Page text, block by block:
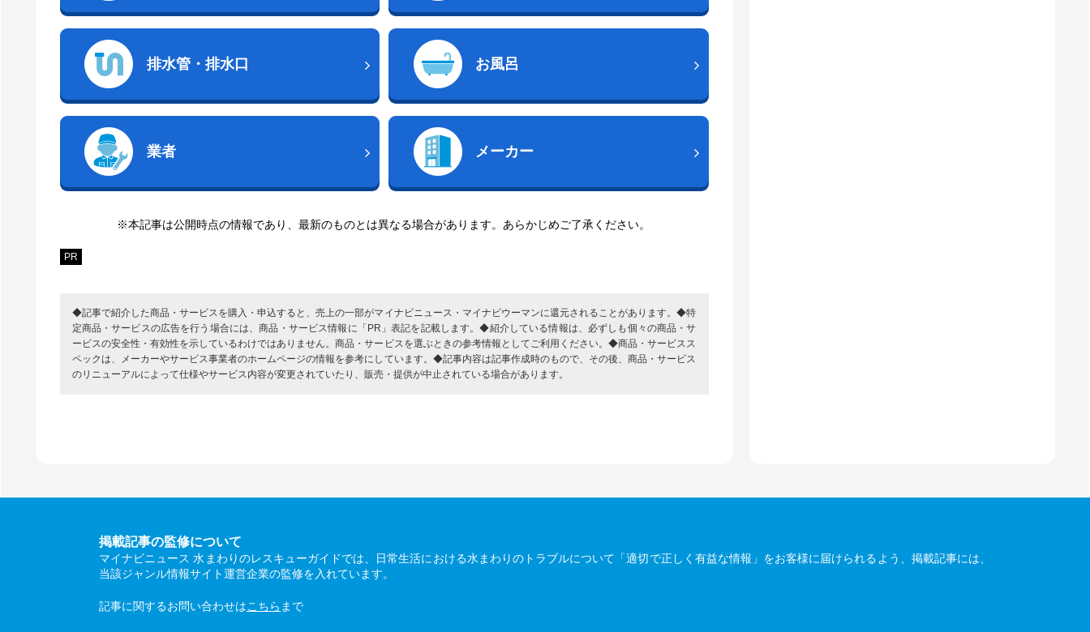
排水管・排水口 お風呂
業者 メーカー
※本記事は公開時点の情報であり、最新のものとは異なる場合があります。あらかじめご了承ください。
PR
◆記事で紹介した商品・サービスを購入・申込すると、売上の一部がマイナビニュース・マイナビウーマンに還元されることがあります。◆特
定商品・サービスの広告を行う場合には、商品・サービス情報に「PR」表記を記載します。◆紹介している情報は、必ずしも個々の商品・サ
ービスの安全性・有効性を示しているわけではありません。商品・サービスを選ぶときの参考情報としてご利用ください。◆商品・サービスス
ペックは、メーカーやサービス事業者のホームページの情報を参考にしています。◆記事内容は記事作成時のもので、その後、商品・サービス
のリニューアルによって仕様やサービス内容が変更されていたり、販売・提供が中止されている場合があります。
掲載記事の監修について
マイナビニュース 水まわりのレスキューガイドでは、日常生活における水まわりのトラブルについて「適切で正しく有益な情報」をお客様に届けられるよう、掲載記事には、
当該ジャンル情報サイト運営企業の監修を入れています。
記事に関するお問い合わせはこちら まで